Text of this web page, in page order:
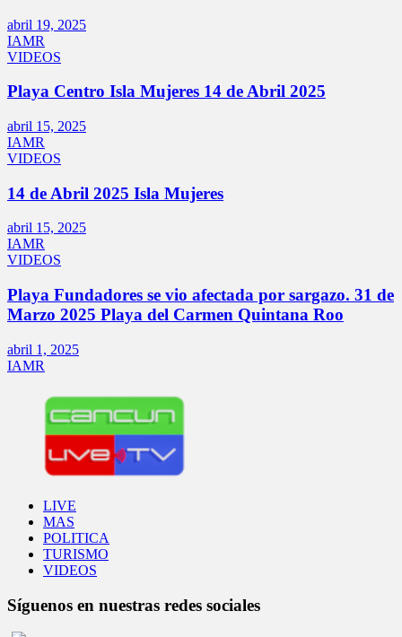
abril 19, 2025
IAMR
VIDEOS
Playa Centro Isla Mujeres 14 de Abril 2025
abril 15, 2025
IAMR
VIDEOS
14 de Abril 2025 Isla Mujeres
abril 15, 2025
IAMR
VIDEOS
Playa Fundadores se vio afectada por sargazo. 31 de
Marzo 2025 Playa del Carmen Quintana Roo
abril 1, 2025
IAMR
LIVE
MAS
POLITICA
TURISMO
VIDEOS
Síguenos en nuestras redes sociales